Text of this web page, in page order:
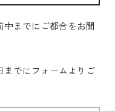
中までにご都合をお聞
までにフォームよりご